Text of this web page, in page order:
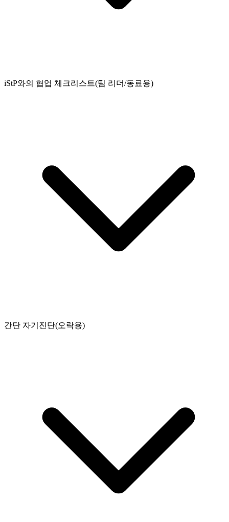
iStP와의 협업 체크리스트(팀 리더/동료용)
간단 자기진단(오락용)